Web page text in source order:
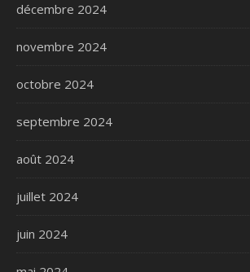
décembre 2024
novembre 2024
octobre 2024
septembre 2024
août 2024
juillet 2024
juin 2024